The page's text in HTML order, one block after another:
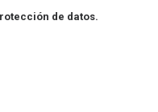
de datos.